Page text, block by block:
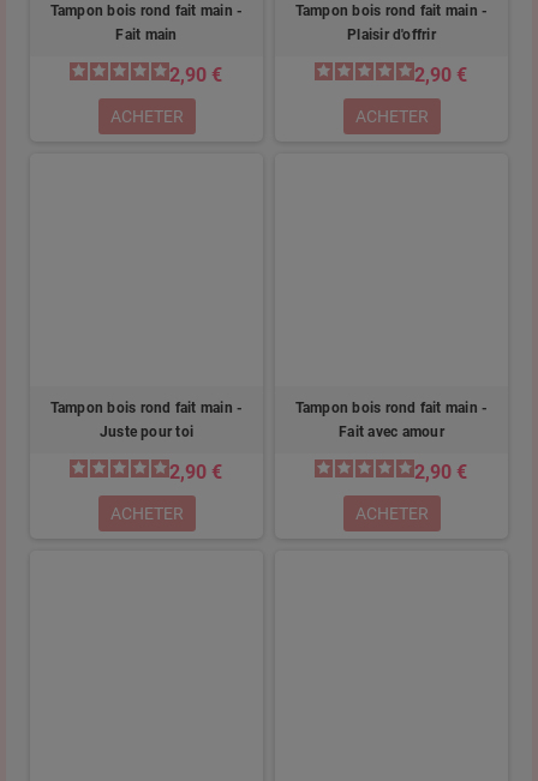
Tampon bois rond fait main -
Fait main
2,90 €
ACHETER
Tampon bois rond fait main -
Plaisir d'offrir
2,90 €
ACHETER
Tampon bois rond fait main -
Juste pour toi
2,90 €
ACHETER
Tampon bois rond fait main -
Fait avec amour
2,90 €
ACHETER